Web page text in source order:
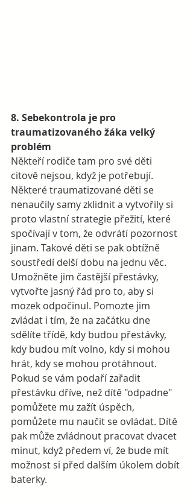
8. Sebekontrola je pro
traumatizovaného žáka velký
problém
Někteří rodiče tam pro své děti
citově nejsou, když je potřebují.
Některé traumatizované děti se
nenaučily samy zklidnit a vytvořily si
proto vlastní strategie přežití, které
spočívají v tom, že odvrátí pozornost
jinam. Takové děti se pak obtížně
soustředí delší dobu na jednu věc.
Umožněte jim častější přestávky,
vytvořte jasný řád pro to, aby si
mozek odpočinul. Pomozte jim
zvládat i tím, že na začátku dne
sdělíte třídě, kdy budou přestávky,
kdy budou mít volno, kdy si mohou
hrát, kdy se mohou protáhnout.
Pokud se vám podaří zařadit
přestávku dříve, než dítě "odpadne"
pomůžete mu zažít úspěch,
pomůžete mu naučit se ovládat. Dítě
pak může zvládnout pracovat dvacet
minut, když předem ví, že bude mít
možnost si před dalším úkolem dobít
baterky.